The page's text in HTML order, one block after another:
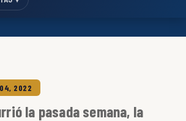
04, 2022
la pasada semana, la